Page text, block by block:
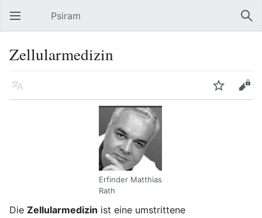
Hauptmenü öffnen Psiram
Zellularmedizin
Sprache Beobachten Bearbeiten
Erfinder Matthias
Rath
Die Zellularmedizin ist eine umstrittene